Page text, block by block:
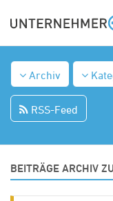
Archiv
RSS-Feed
BEITRÄGE ARCHIV